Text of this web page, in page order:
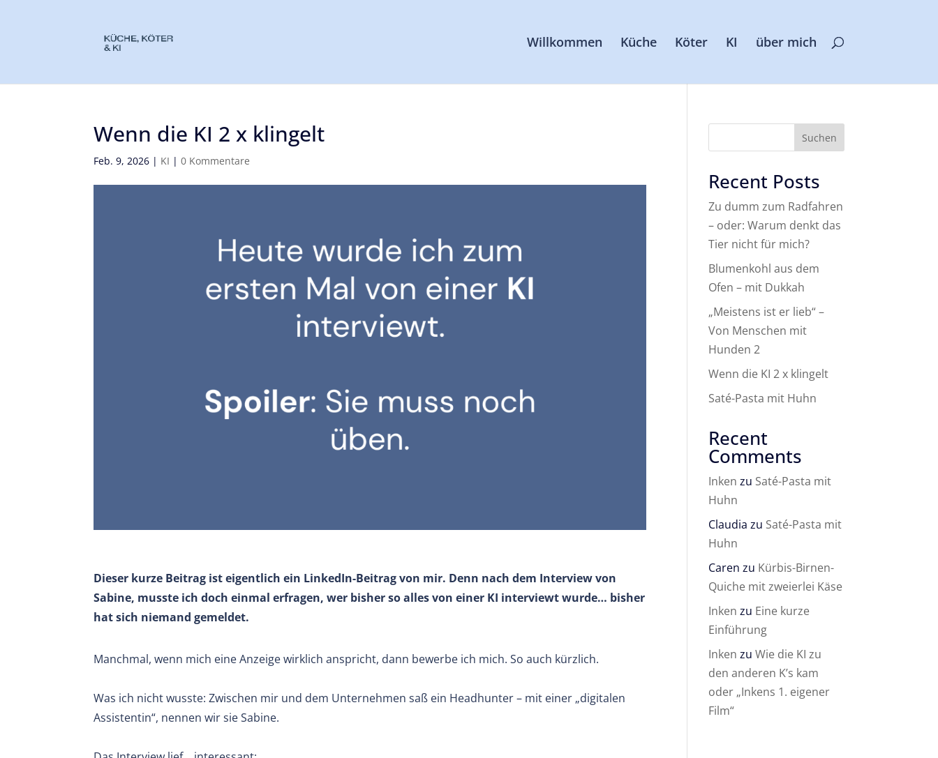
Willkommen Küche Köter KI über mich
Wenn die KI 2 x klingelt
Feb. 9, 2026 | KI |0 Kommentare
Dieser kurze Beitrag ist eigentlich ein LinkedIn-Beitrag von mir. Denn nach dem Interview von
Sabine, musste ich doch einmal erfragen, wer bisher so alles von einer KI interviewt wurde… bisher
hat sich niemand gemeldet.
Manchmal, wenn mich eine Anzeige wirklich anspricht, dann bewerbe ich mich. So auch kürzlich.
Was ich nicht wusste: Zwischen mir und dem Unternehmen saß ein Headhunter – mit einer „digitalen
Assistentin“, nennen wir sie Sabine.
Suchen
Recent Posts
Zu dumm zum Radfahren
– oder: Warum denkt das
Tier nicht für mich?
Blumenkohl aus dem
Ofen – mit Dukkah
„Meistens ist er lieb“ –
Von Menschen mit
Hunden 2
Wenn die KI 2 x klingelt
Saté-Pasta mit Huhn
Recent
Comments
Inken zu Saté-Pasta mit
Huhn
Claudia zu Saté-Pasta mit
Huhn
Caren zu Kürbis-Birnen-
Quiche mit zweierlei Käse
Inken zu Eine kurze
Einführung
Inken zuWie die KI zu
den anderen K’s kam
oder „Inkens 1. eigener
Film“